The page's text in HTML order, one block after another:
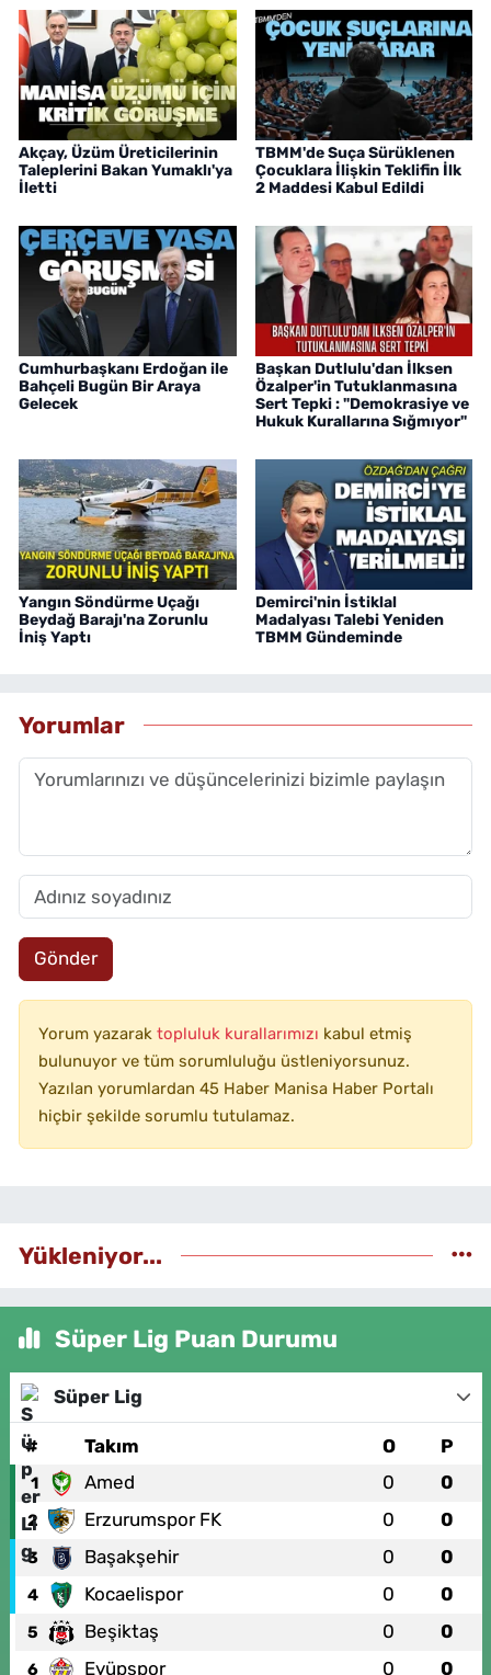
Akçay, Üzüm Üreticilerinin
Taleplerini Bakan Yumaklı'ya
İletti
TBMM'de Suça Sürüklenen
Çocuklara İlişkin Teklifin İlk
2 Maddesi Kabul Edildi
Cumhurbaşkanı Erdoğan ile
Bahçeli Bugün Bir Araya
Gelecek
Başkan Dutlulu'dan İlksen
Özalper'in Tutuklanmasına
Sert Tepki : "Demokrasiye ve
Hukuk Kurallarına Sığmıyor"
Yangın Söndürme Uçağı
Beydağ Barajı'na Zorunlu
İniş Yaptı
Demirci'nin İstiklal
Madalyası Talebi Yeniden
TBMM Gündeminde
Yorumlar
Gönder
Yorum yazarak topluluk kurallarımızı kabul etmiş
bulunuyor ve tüm sorumluluğu üstleniyorsunuz.
Yazılan yorumlardan 45 Haber Manisa Haber Portalı
hiçbir şekilde sorumlu tutulamaz.
Yükleniyor...
Süper Lig Puan Durumu
Süper Lig
# Takım O P
1 Amed 0 0
2 Erzurumspor FK 0 0
3 Başakşehir 0 0
4 Kocaelispor 0 0
5 Beşiktaş 0 0
6 Eyüpspor 0 0